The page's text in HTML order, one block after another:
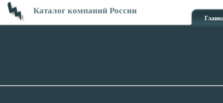
Каталог компаний России